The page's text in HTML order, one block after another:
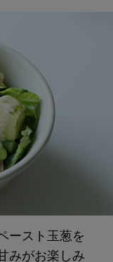
ースト玉葱を
みがお楽しみ